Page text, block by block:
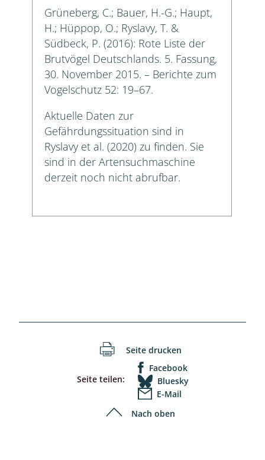
Grüneberg, C.; Bauer, H.-G.; Haupt,
H.; Hüppop, O.; Ryslavy, T. &
Südbeck, P. (2016): Rote Liste der
Brutvögel Deutschlands. 5. Fassung,
30. November 2015. – Berichte zum
Vogelschutz 52: 19–67.
Aktuelle Daten zur
Gefährdungssituation sind in
Ryslavy et al. (2020) zu finden. Sie
sind in der Artensuchmaschine
derzeit noch nicht abrufbar.
Seite drucken
Seite teilen:
Facebook
Bluesky
E-Mail
Nach oben